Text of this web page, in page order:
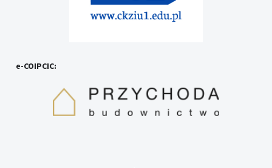
e-COIPCIC: